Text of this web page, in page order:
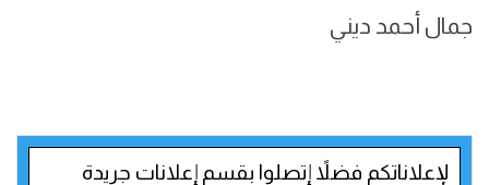
جمال أحمد ديني
لإعلاناتكم فضلاً إتصلوا بقسم إعلانات جريدة